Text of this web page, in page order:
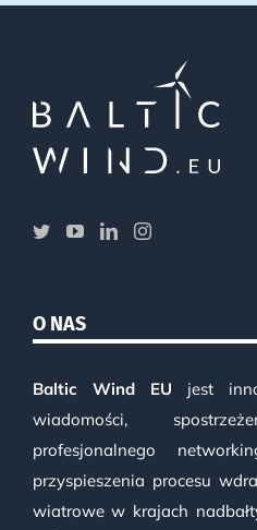
O NAS
Baltic Wind EU jest
wiadomości,
profesjonalnego
przyspieszenia procesu
wiatrowe w krajach